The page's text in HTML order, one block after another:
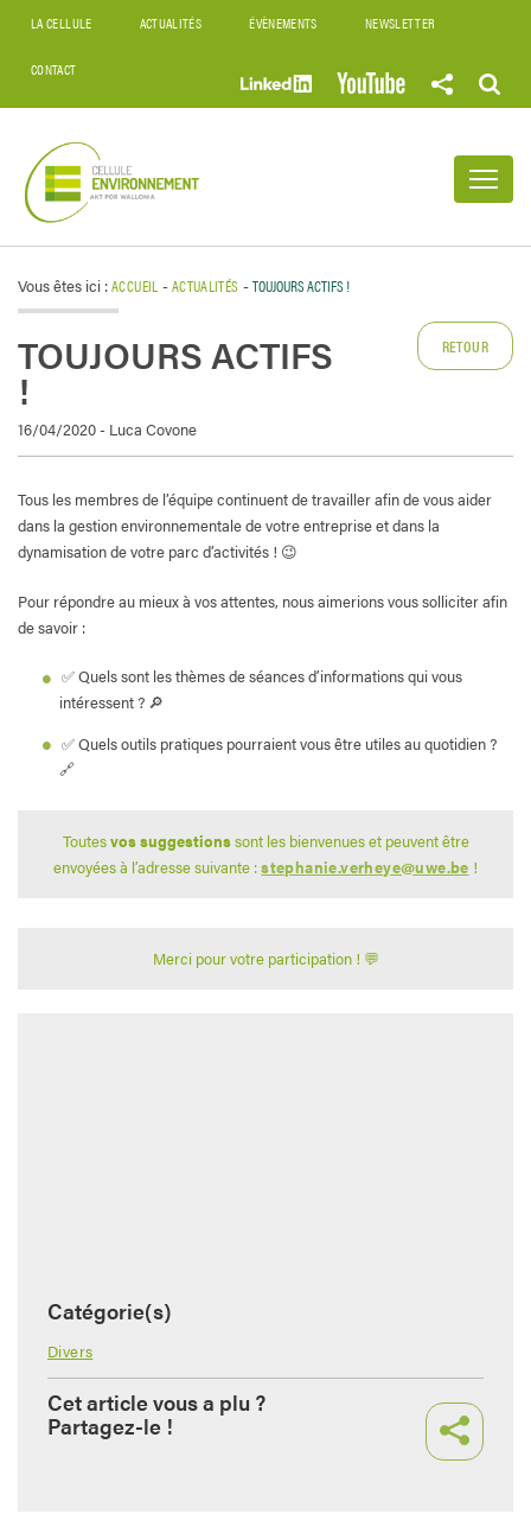
LA CELLULE ACTUALITÉS ÉVÈNEMENTS NEWSLETTER
CONTACT
Vous êtes ici :ACCUEIL -ACTUALITÉS -TOUJOURS ACTIFS !
TOUJOURS ACTIFS
!
16/04/2020 - Luca Covone
RETOUR
Tous les membres de l’équipe continuent de travailler afin de vous aider
dans la gestion environnementale de votre entreprise et dans la
dynamisation de votre parc d’activités ! 😉
Pour répondre au mieux à vos attentes, nous aimerions vous solliciter afin
de savoir :
✅ Quels sont les thèmes de séances d’informations qui vous
intéressent ? 🔎
✅ Quels outils pratiques pourraient vous être utiles au quotidien ?
🔗
Toutesvos suggestionssont les bienvenues et peuvent être
envoyées à l’adresse suivante :stephanie.verheye@uwe.be !
Merci pour votre participation ! 💬
Catégorie(s)
Divers
Cet article vous a plu ?
Partagez-le !